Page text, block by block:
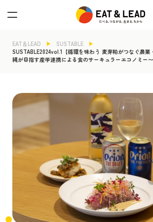
EAT＆LEAD
SUSTABLE
SUSTABLE2024vol.1【循環を味わう 麦芽粕がつなぐ農
縄が目指す産学連携による食のサーキュラーエコノミー